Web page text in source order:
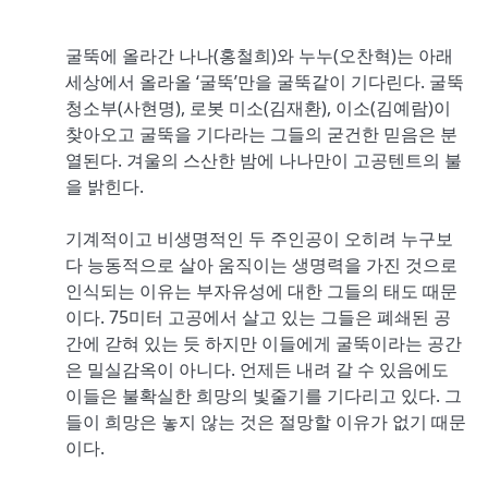
굴뚝에 올라간 나나(홍철희)와 누누(오찬혁)는 아래
세상에서 올라올 ‘굴뚝’만을 굴뚝같이 기다린다. 굴뚝
청소부(사현명), 로봇 미소(김재환), 이소(김예람)이
찾아오고 굴뚝을 기다라는 그들의 굳건한 믿음은 분
열된다. 겨울의 스산한 밤에 나나만이 고공텐트의 불
을 밝힌다.
기계적이고 비생명적인 두 주인공이 오히려 누구보
다 능동적으로 살아 움직이는 생명력을 가진 것으로
인식되는 이유는 부자유성에 대한 그들의 태도 때문
이다. 75미터 고공에서 살고 있는 그들은 폐쇄된 공
간에 갇혀 있는 듯 하지만 이들에게 굴뚝이라는 공간
은 밀실감옥이 아니다. 언제든 내려 갈 수 있음에도
이들은 불확실한 희망의 빛줄기를 기다리고 있다. 그
들이 희망은 놓지 않는 것은 절망할 이유가 없기 때문
이다.